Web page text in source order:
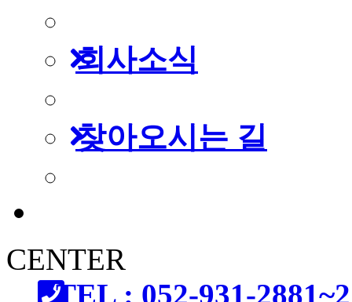
회사소식
찾아오시는 길
CENTER
TEL : 052-931-2881~2